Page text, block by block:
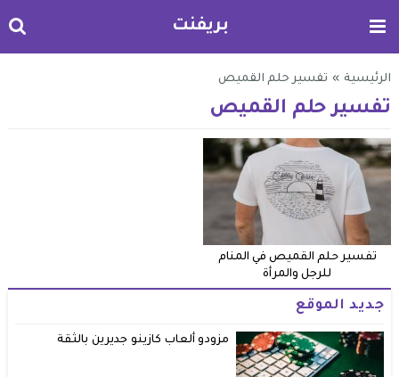
بريفنت
الرئيسية » تفسير حلم القميص
تفسير حلم القميص
تفسير حلم القميص في المنام
للرجل والمرأة
جديد الموقع
مزودو ألعاب كازينو جديرين بالثقة